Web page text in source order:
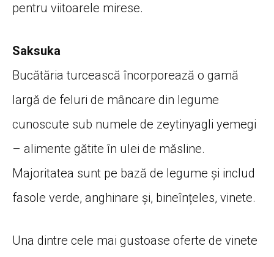
pentru viitoarele mirese.
Saksuka
Bucătăria turcească încorporează o gamă
largă de feluri de mâncare din legume
cunoscute sub numele de zeytinyagli yemegi
– alimente gătite în ulei de măsline.
Majoritatea sunt pe bază de legume și includ
fasole verde, anghinare și, bineînțeles, vinete.
Una dintre cele mai gustoase oferte de vinete